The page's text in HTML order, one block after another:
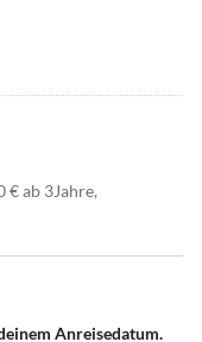
€ ab 3Jahre,
Anreisedatum.